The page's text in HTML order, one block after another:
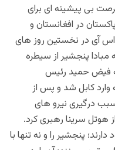
بی پیشینه ای برای
در افغانستان و
آی در نخستین روز های
پنجشیر از سیطره
فیض حمید رئیس
وارد کابل شد و پس از
درگیری نیرو های
هوتل سرینا رهبری کرد.
پنجشیر را و نه تنها با